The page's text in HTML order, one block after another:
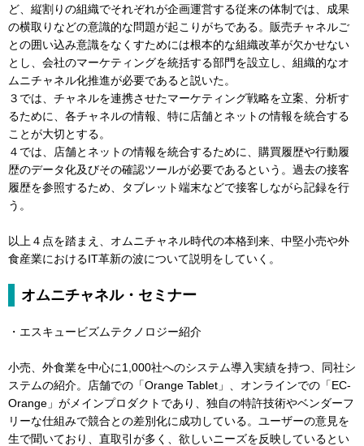
ど、縦割りの組織でそれぞれが企画運営する従来の体制では、成果
の横取りなどの意識的な問題が起こりがちである。販売チャネルご
との囲い込み意識をなくすためには根本的な組織改革が欠かせない
とし、会社のマーケティングを統括する部門を設立し、組織的なオ
ムニチャネル化推進が必要であると説いた。
３では、チャネルを連携させたマーケティング戦略を立案、分析す
るために、各チャネルの情報、特に店舗とネットの情報を統合する
ことが大切とする。
４では、店舗とネットの情報を統合するために、購買履歴や行動履
歴のデータ化及びその確認ツールが必要であるという。過去の接客
履歴を参照するため、タブレット端末などで接客しながら記録を行
う。
以上４点を踏まえ、オムニチャネル時代の本格到来、中堅小売や外
食産業におけるIT革新の波について説明をしていく。
オムニチャネル・セミナー
・エスキュービズムテクノロジー紹介
小売、外食業を中心に1,000社へのシステム導入実績を持つ、同社シ
ステムの紹介。店舗での「Orange Tablet」、オンラインでの「EC-
Orange」がメインプロダクトであり、独自の特許技術やベンダーフ
リーな仕組みで競合との差別化に成功している。ユーザーの意見を
生で聞いており、直取引が多く、欲しいニーズを反映しているとい